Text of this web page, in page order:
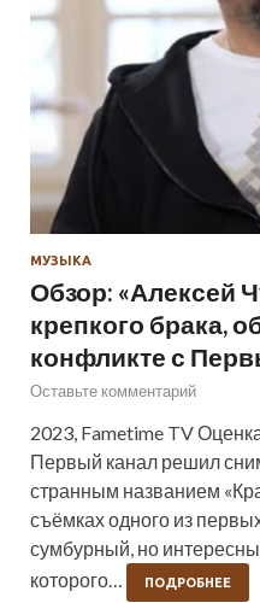
МУЗЫКА
Обзор: «Алексей
крепкого брака,
конфликте с
Оставьте комментарий
2023, Fametime TV
Первый канал решил
странным названием
съёмках одного из
сумбурный, но
которого…
ПОДРОБНЕЕ